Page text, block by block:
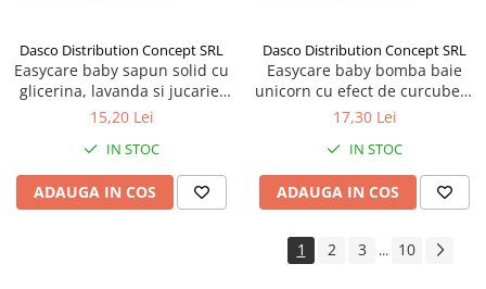
Dasco Distribution Concept SRL
Easycare baby sapun solid cu
glicerina, lavanda si jucarie,
100g Zephyr Labs
15,20 Lei
IN STOC
ADAUGA IN COS
Dasco Distribution Concept SRL
Easycare baby bomba baie
unicorn cu efect de curcubeu,
110g Zephyr Labs
17,30 Lei
IN STOC
ADAUGA IN COS
1 2 3 ... 10